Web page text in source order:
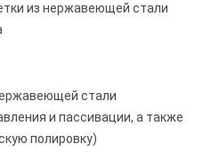
из нержавеющей стали
стали
и пассивации, а также
полировку)